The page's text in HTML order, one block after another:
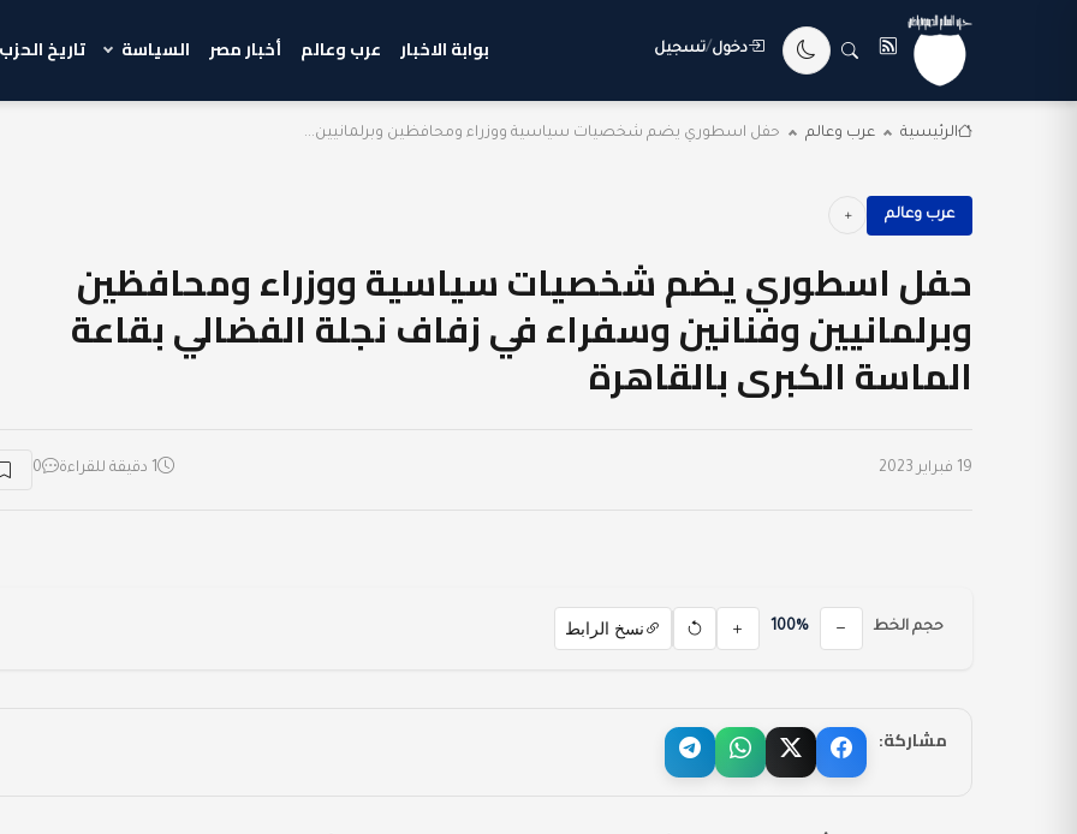
دخول/تسجيل بوابة الاخبار عرب وعالم أخبار مصر السياسة تاريخ الحزب
الرئيسية عرب وعالم حفل اسطوري يضم شخصيات سياسية ووزراء ومحافظين وبرلمانيين...
عرب وعالم
حفل اسطوري يضم شخصيات سياسية ووزراء ومحافظين
وبرلمانيين وفنانين وسفراء في زفاف نجلة الفضالي بقاعة
الماسة الكبرى بالقاهرة
19 فبراير 2023 1 دقيقة للقراءة 0
حجم الخط 100% نسخ الرابط
مشاركة: